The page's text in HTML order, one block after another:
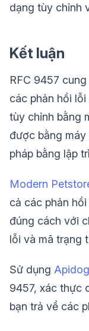
dạng tùy chỉnh
Kết luận
RFC 9457
các phản hồi
tùy chỉnh bằng
được bằng
pháp bằng lập
Modern
cả các phản
đúng cách với
lỗi và mã trạng
Sử dụng Apidog
9457, xác thực
bạn trả về các